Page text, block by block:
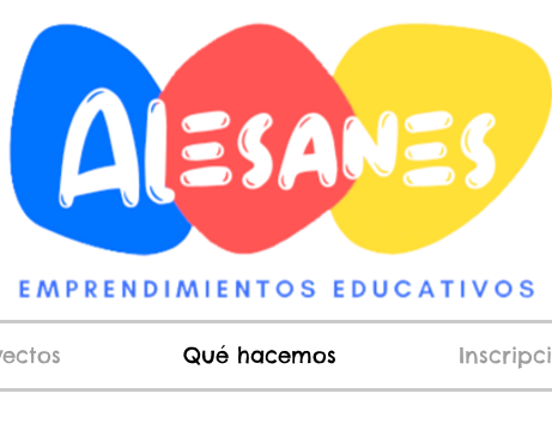
Qué hacemos